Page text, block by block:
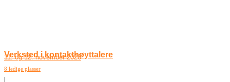
11. og 12. november 2026
Verksted i kontakthøyttalere
8 ledige plasser